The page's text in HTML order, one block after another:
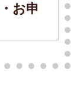
お申